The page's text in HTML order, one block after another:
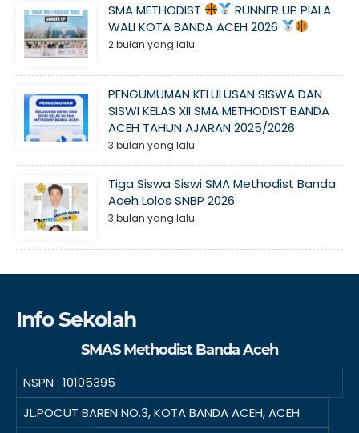
SMA METHODIST
RUNNER UP PIALA
WALI KOTA BANDA ACEH 2026
2 bulan yang lalu
PENGUMUMAN KELULUSAN SISWA DAN
SISWI KELAS XII SMA METHODIST BANDA
ACEH TAHUN AJARAN 2025/2026
3 bulan yang lalu
Tiga Siswa Siswi SMA Methodist Banda
Aceh Lolos SNBP 2026
3 bulan yang lalu
Info Sekolah
SMAS Methodist Banda Aceh
NSPN : 10105395
JL.POCUT BAREN NO.3, KOTA BANDA ACEH, ACEH